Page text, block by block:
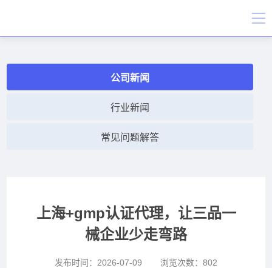
公司新闻
行业新闻
常见问题解答
上海+gmp认证代理，让三品一
械企业少走弯路
发布时间： 2026-07-09 浏览次数： 802